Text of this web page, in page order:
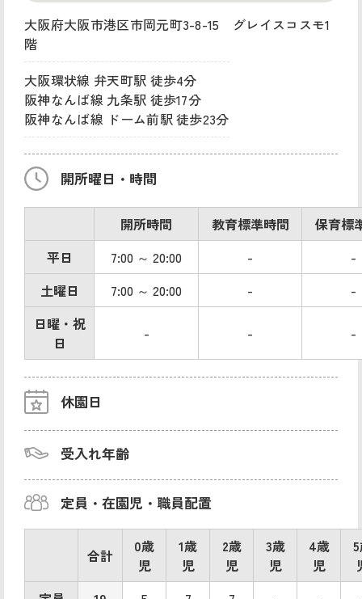
大阪府大阪市港区市岡元町3-8-15 グレイスコスモ1
階
大阪環状線 弁天町駅 徒歩4分
阪神なんば線 九条駅 徒歩17分
阪神なんば線 ドーム前駅 徒歩23分
開所曜日・時間
開所時間 教育標準時間
保育標
平日
7:00 ～ 20:00 -
-
土曜日
7:00 ～ 20:00 -
-
日曜・祝
日
- - -
休園日
受入れ年齢
定員・在園児・職員配置
合計
0歳
児
1歳
児
2歳
児
3歳
児
4歳
児